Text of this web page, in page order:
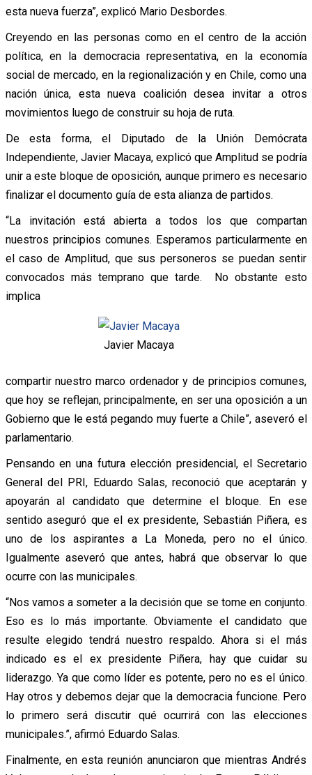
esta nueva fuerza”, explicó Mario Desbordes.
Creyendo en las personas como en el centro de la acción
política, en la democracia representativa, en la economía
social de mercado, en la regionalización y en Chile, como una
nación única, esta nueva coalición desea invitar a otros
movimientos luego de construir su hoja de ruta.
De esta forma, el Diputado de la Unión Demócrata
Independiente, Javier Macaya, explicó que Amplitud se podría
unir a este bloque de oposición, aunque primero es necesario
finalizar el documento guía de esta alianza de partidos.
“La invitación está abierta a todos los que compartan
nuestros principios comunes. Esperamos particularmente en
el caso de Amplitud, que sus personeros se puedan sentir
convocados más temprano que tarde. No obstante esto
implica
Javier Macaya
compartir nuestro marco ordenador y de principios comunes,
que hoy se reflejan, principalmente, en ser una oposición a un
Gobierno que le está pegando muy fuerte a Chile”, aseveró el
parlamentario.
Pensando en una futura elección presidencial, el Secretario
General del PRI, Eduardo Salas, reconoció que aceptarán y
apoyarán al candidato que determine el bloque. En ese
sentido aseguró que el ex presidente, Sebastián Piñera, es
uno de los aspirantes a La Moneda, pero no el único.
Igualmente aseveró que antes, habrá que observar lo que
ocurre con las municipales.
“Nos vamos a someter a la decisión que se tome en conjunto.
Eso es lo más importante. Obviamente el candidato que
resulte elegido tendrá nuestro respaldo. Ahora si el más
indicado es el ex presidente Piñera, hay que cuidar su
liderazgo. Ya que como líder es potente, pero no es el único.
Hay otros y debemos dejar que la democracia funcione. Pero
lo primero será discutir qué ocurrirá con las elecciones
municipales.”, afirmó Eduardo Salas.
Finalmente, en esta reunión anunciaron que mientras Andrés